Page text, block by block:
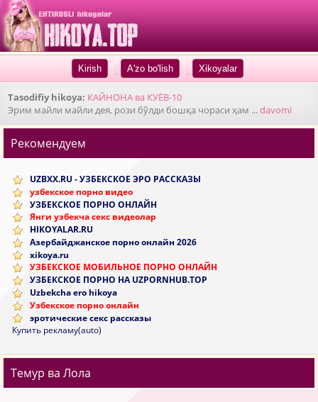
| |
Tasodifiy hikoya: КАЙНОНА ва КУЁВ-10
Эрим майли майли дея, рози бўлди бошқа чораси ҳам ...davomi
Рекомендуем
UZBXX.RU - УЗБЕКСКОЕ ЭРО РАССКАЗЫ
узбекское порно видео
УЗБЕКСКОЕ ПОРНО ОНЛАЙН
Янги узбекча секс видеолар
HIKOYALAR.RU
Азербайджанское порно онлайн 2026
xikoya.ru
УЗБЕКСКОЕ МОБИЛЬНОЕ ПОРНО ОНЛАЙН
УЗБЕКСКОЕ ПОРНО НА UZPORNHUB.TOP
Uzbekcha ero hikoya
Узбекское порно онлайн
эротические секс рассказы
Купить рекламу(auto)
Темур ва Лола